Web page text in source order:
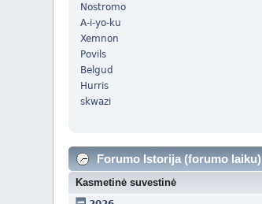
Nostromo
A-i-yo-ku
Xemnon
Povils
Belgud
Hurris
skwazi
Forumo Istorija (forumo laiku)
Kasmetinė suvestinė